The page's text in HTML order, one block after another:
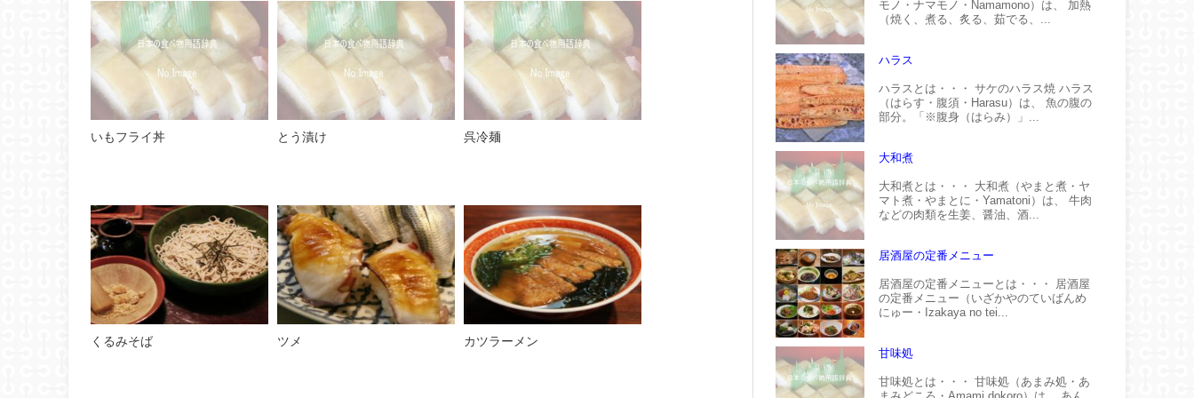
いもフライ丼 とう漬け 呉冷麺
くるみそば ツメ カツラーメン
モノ・ナマモノ・Namamono）は、 加熱
（焼く、煮る、炙る、茹でる、...
ハラス
ハラスとは・・・ サケのハラス焼 ハラス
（はらす・腹須・Harasu）は、 魚の腹の
部分。「※腹身（はらみ）」...
大和煮
大和煮とは・・・ 大和煮（やまと煮・ヤ
マト煮・やまとに・Yamatoni）は、 牛肉
などの肉類を生姜、醤油、酒...
居酒屋の定番メニュー
居酒屋の定番メニューとは・・・ 居酒屋
の定番メニュー（いざかやのていばんめ
にゅー・Izakaya no tei...
甘味処
甘味処とは・・・ 甘味処（あまみ処・あ
まみどころ・Amami dokoro）は、 あん